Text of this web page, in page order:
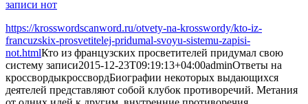
https://krosswordscanword.ru/otvety-na-krosswordy/kto-iz-
francuzskix-prosvetitelej-pridumal-svoyu-sistemu-zapisi-
not.htmlКто из французских просветителей придумал свою
систему записи2015-12-23T09:19:13+04:00adminОтветы на
кроссвордыкроссвордБиографии некоторых выдающихся
деятелей представляют собой клубок противоречий. Метания